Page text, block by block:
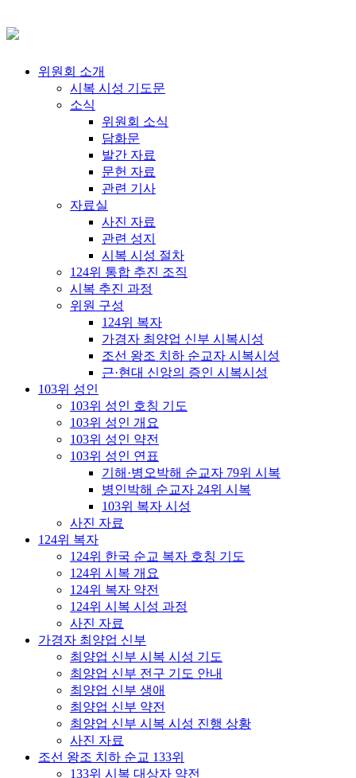
위원회 소개
시복 시성 기도문
소식
위원회 소식
담화문
발간 자료
문헌 자료
관련 기사
자료실
사진 자료
관련 성지
시복 시성 절차
124위 통합 추진 조직
시복 추진 과정
위원 구성
124위 복자
가경자 최양업 신부 시복시성
조선 왕조 치하 순교자 시복시성
근·현대 신앙의 증인 시복시성
103위 성인
103위 성인 호칭 기도
103위 성인 개요
103위 성인 약전
103위 성인 연표
기해·병오박해 순교자 79위 시복
병인박해 순교자 24위 시복
103위 복자 시성
사진 자료
124위 복자
124위 한국 순교 복자 호칭 기도
124위 시복 개요
124위 복자 약전
124위 시복 시성 과정
사진 자료
가경자 최양업 신부
최양업 신부 시복 시성 기도
최양업 신부 전구 기도 안내
최양업 신부 생애
최양업 신부 약전
최양업 신부 시복 시성 진행 상황
사진 자료
조선 왕조 치하 순교 133위
133위 시복 대상자 약전